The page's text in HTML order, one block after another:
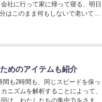
社に行って家に帰って寝る、明日
はこのまま何もしないで老いてい
めのアイテムも紹介
も2時間も、同じスピードを保っ
ニズムを解析することによって、
は、わたしたちの集中力をさまた